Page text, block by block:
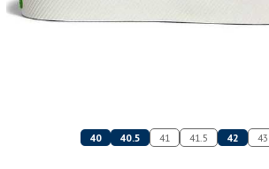
40 40.5 41 41.5 42 43